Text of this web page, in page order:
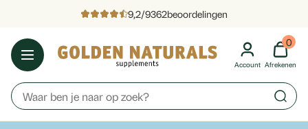
9,2/9362beoordelingen
Account
0
Afrekenen